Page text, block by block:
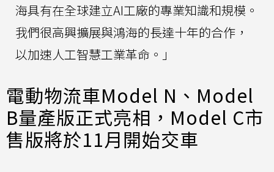
海具有在全球建立AI工廠的專業知識和規模。
我們很高興擴展與鴻海的長達十年的合作，
以加速人工智慧工業革命。」
電動物流車Model N、Model
B量產版正式亮相，Model C市
售版將於11月開始交車